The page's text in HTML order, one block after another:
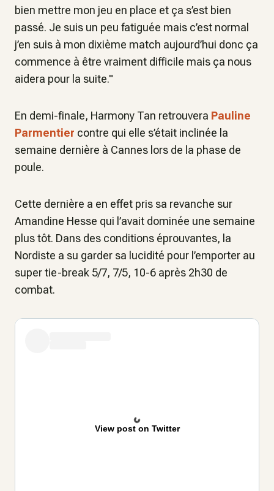
bien mettre mon jeu en place et ça s’est bien
passé. Je suis un peu fatiguée mais c’est normal
j’en suis à mon dixième match aujourd’hui donc ça
commence à être vraiment difficile mais ça nous
aidera pour la suite."
En demi-finale, Harmony Tan retrouvera Pauline
Parmentier contre qui elle s’était inclinée la
semaine dernière à Cannes lors de la phase de
poule.
Cette dernière a en effet pris sa revanche sur
Amandine Hesse qui l’avait dominée une semaine
plus tôt. Dans des conditions éprouvantes, la
Nordiste a su garder sa lucidité pour l’emporter au
super tie-break 5/7, 7/5, 10-6 après 2h30 de
combat.
View post on Twitter